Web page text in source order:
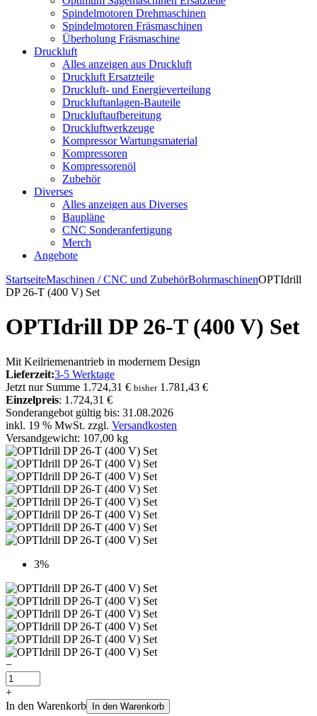
Spindelmotoren Drehmaschinen
Spindelmotoren Fräsmaschinen
Überholung Fräsmaschine
Druckluft
Alles anzeigen aus Druckluft
Druckluft Ersatzteile
Druckluft- und Energieverteilung
Druckluftanlagen-Bauteile
Druckluftaufbereitung
Druckluftwerkzeuge
Kompressor Wartungsmaterial
Kompressoren
Kompressorenöl
Zubehör
Diverses
Alles anzeigen aus Diverses
Baupläne
CNC Sonderanfertigung
Merch
Angebote
StartseiteMaschinen / CNC und ZubehörBohrmaschinenOPTIdrill
DP 26-T (400 V) Set
OPTIdrill DP 26-T (400 V) Set
Mit Keilriemenantrieb in modernem Design
Lieferzeit:3-5 Werktage
Jetzt nur Summe 1.724,31 € bisher1.781,43 €
Einzelpreis: 1.724,31 €
Sonderangebot gültig bis: 31.08.2026
inkl. 19 % MwSt. zzgl. Versandkosten
Versandgewicht: 107,00 kg
3%
−
+
In den Warenkorb
In den Warenkorb